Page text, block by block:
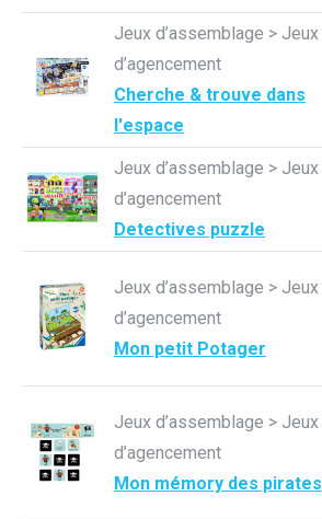
Jeux d’assemblage > Jeux
d’agencement
Cherche & trouve dans
l'espace
Jeux d’assemblage > Jeux
d’agencement
Detectives puzzle
Jeux d’assemblage > Jeux
d’agencement
Mon petit Potager
Jeux d’assemblage > Jeux
d’agencement
Mon mémory des pirates